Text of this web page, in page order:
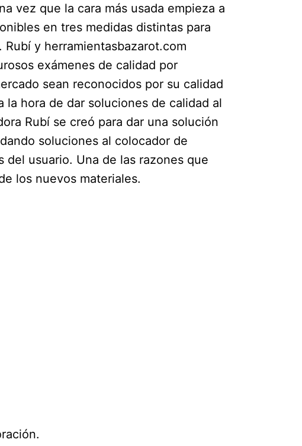
vez que la cara más usada empieza a
en tres medidas distintas para
y herramientasbazarot.com
exámenes de calidad por
sean reconocidos por su calidad
la hora de dar soluciones de calidad al
Rubí se creó para dar una solución
soluciones al colocador de
del usuario. Una de las razones que
los nuevos materiales.